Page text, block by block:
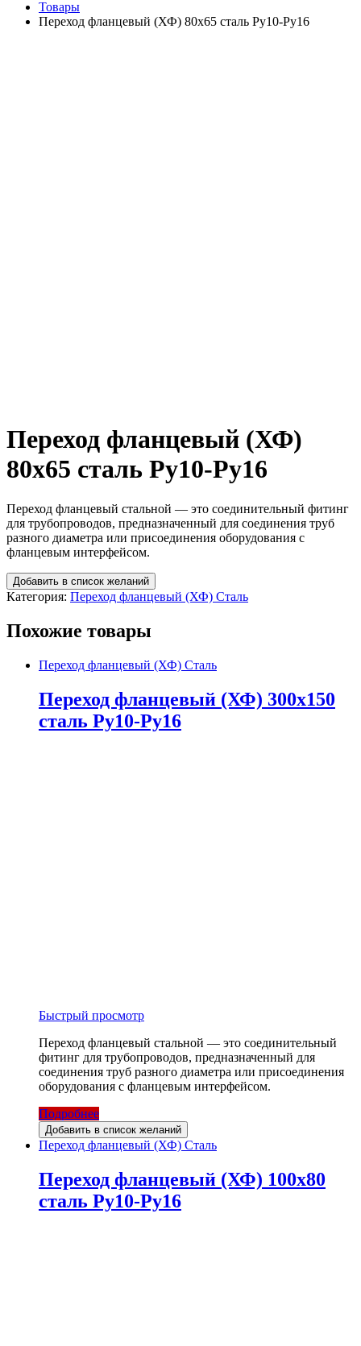
Товары
Переход фланцевый (ХФ) 80х65 сталь Ру10-Ру16
Переход фланцевый (ХФ)
80х65 сталь Ру10-Ру16
Переход фланцевый стальной — это соединительный фитинг
для трубопроводов, предназначенный для соединения труб
разного диаметра или присоединения оборудования с
фланцевым интерфейсом.
Добавить в список желаний
Категория: Переход фланцевый (ХФ) Сталь
Похожие товары
Переход фланцевый (ХФ) Сталь
Переход фланцевый (ХФ) 300х150
сталь Ру10-Ру16
Быстрый просмотр
Переход фланцевый стальной — это соединительный
фитинг для трубопроводов, предназначенный для
соединения труб разного диаметра или присоединения
оборудования с фланцевым интерфейсом.
Подробнее
Добавить в список желаний
Переход фланцевый (ХФ) Сталь
Переход фланцевый (ХФ) 100х80
сталь Ру10-Ру16